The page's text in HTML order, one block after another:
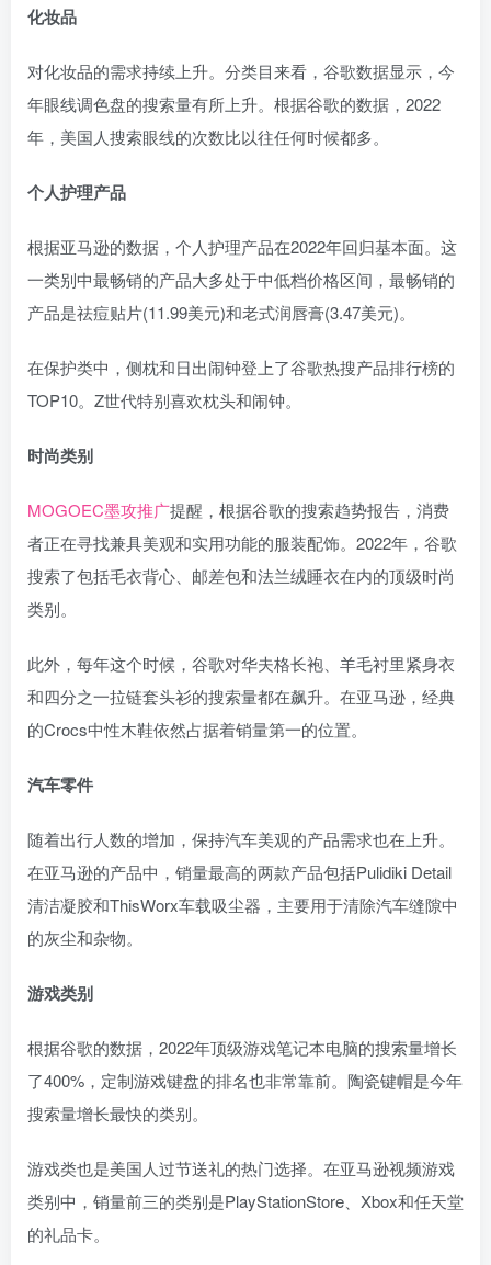
化妆品
对化妆品的需求持续上升。分类目来看，谷歌数据显示，今
年眼线调色盘的搜索量有所上升。根据谷歌的数据，2022
年，美国人搜索眼线的次数比以往任何时候都多。
个人护理产品
根据亚马逊的数据，个人护理产品在2022年回归基本面。这
一类别中最畅销的产品大多处于中低档价格区间，最畅销的
产品是祛痘贴片(11.99美元)和老式润唇膏(3.47美元)。
在保护类中，侧枕和日出闹钟登上了谷歌热搜产品排行榜的
TOP10。Z世代特别喜欢枕头和闹钟。
时尚类别
MOGOEC墨攻推广提醒，根据谷歌的搜索趋势报告，消费
者正在寻找兼具美观和实用功能的服装配饰。2022年，谷歌
搜索了包括毛衣背心、邮差包和法兰绒睡衣在内的顶级时尚
类别。
此外，每年这个时候，谷歌对华夫格长袍、羊毛衬里紧身衣
和四分之一拉链套头衫的搜索量都在飙升。在亚马逊，经典
的Crocs中性木鞋依然占据着销量第一的位置。
汽车零件
随着出行人数的增加，保持汽车美观的产品需求也在上升。
在亚马逊的产品中，销量最高的两款产品包括Pulidiki Detail
清洁凝胶和ThisWorx车载吸尘器，主要用于清除汽车缝隙中
的灰尘和杂物。
游戏类别
根据谷歌的数据，2022年顶级游戏笔记本电脑的搜索量增长
了400%，定制游戏键盘的排名也非常靠前。陶瓷键帽是今年
搜索量增长最快的类别。
游戏类也是美国人过节送礼的热门选择。在亚马逊视频游戏
类别中，销量前三的类别是PlayStationStore、Xbox和任天堂
的礼品卡。